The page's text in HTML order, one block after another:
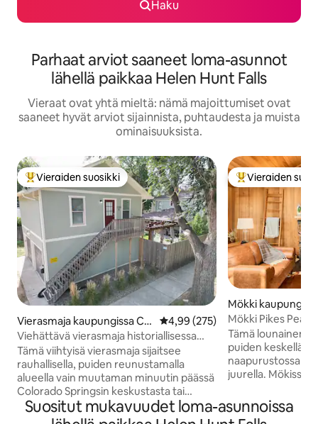
Haku
Parhaat arviot saaneet loma-asunnot
lähellä paikkaa Helen Hunt Falls
Vieraat ovat yhtä mieltä: nämä majoittumiset ovat
saaneet hyvät arviot sijainnista, puhtaudesta ja muista
ominaisuuksista.
Vieraiden suosikkien parhaimmistoa
Vieraiden suosikki
Vierasmaja kaupungissa Col
orado Springs
Keskimääräinen arvio 4,99/5,
4,99 (275)
Viehättävä vierasmaja historiallisessa
vanhassa Colorado Cityssä!
Tämä viihtyisä vierasmaja sijaitsee
rauhallisella, puiden reunustamalla
alueella vain muutaman minuutin päässä
Colorado Springsin keskustasta tai
historiallisen Old Colorado Cityn
sydämestä. Nauti läheisistä paikallisista
Vieraiden
Vieraiden
Mökki
-Chipita Park
Mökki Pikes
takka, 500 Mbit/s!
Tämä lounainen
puiden keskellä
naapurustossa
juurella. Mökissä
yksityinen aidattu
poreallas,
Suositut mukavuudet loma-asunnoissa